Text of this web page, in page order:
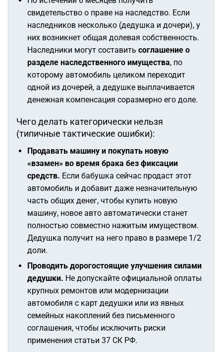
свидетельство о праве на наследство. Если
наследников несколько (дедушка и дочери), у
них возникнет общая долевая собственность.
Наследники могут составить соглашение о
разделе наследственного имущества, по
которому автомобиль целиком переходит
одной из дочерей, а дедушке выплачивается
денежная компенсация соразмерно его доле.
Чего делать категорически нельзя
(типичные тактические ошибки):
Продавать машину и покупать новую
«взамен» во время брака без фиксации
средств. Если бабушка сейчас продаст этот
автомобиль и добавит даже незначительную
часть общих денег, чтобы купить новую
машину, новое авто автоматически станет
полностью совместно нажитым имуществом.
Дедушка получит на него право в размере 1/2
доли.
Проводить дорогостоящие улучшения силами
дедушки. Не допускайте официальной оплаты
крупных ремонтов или модернизации
автомобиля с карт дедушки или из явных
семейных накоплений без письменного
соглашения, чтобы исключить риски
применения статьи 37 СК РФ.